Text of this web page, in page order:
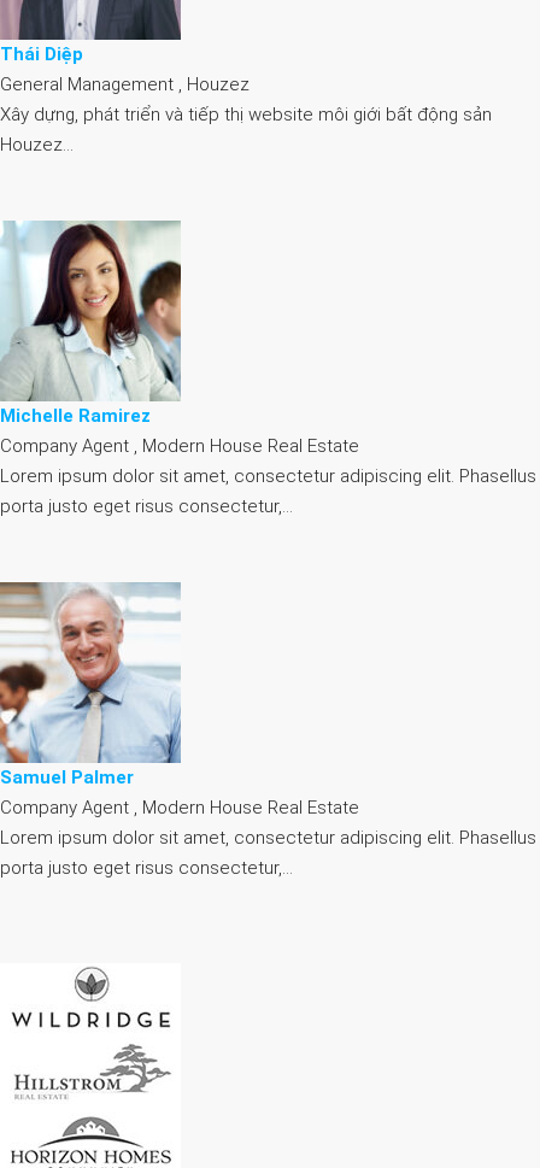
Thái Diệp
General Management , Houzez
Xây dựng, phát triển và tiếp thị website môi giới bất động sản
Houzez…
Michelle Ramirez
Company Agent , Modern House Real Estate
Lorem ipsum dolor sit amet, consectetur adipiscing elit. Phasellus
porta justo eget risus consectetur,…
Samuel Palmer
Company Agent , Modern House Real Estate
Lorem ipsum dolor sit amet, consectetur adipiscing elit. Phasellus
porta justo eget risus consectetur,…